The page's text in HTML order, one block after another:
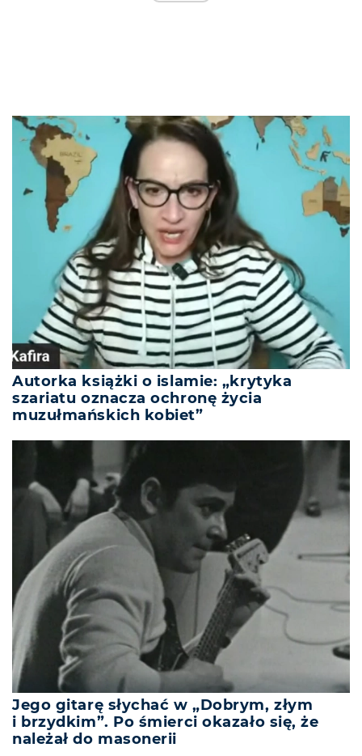
Autorka książki o islamie: „krytyka
szariatu oznacza ochronę życia
muzułmańskich kobiet”
Jego gitarę słychać w „Dobrym, złym
i brzydkim”. Po śmierci okazało się, że
należał do masonerii